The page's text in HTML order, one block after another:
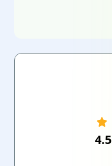
4.5